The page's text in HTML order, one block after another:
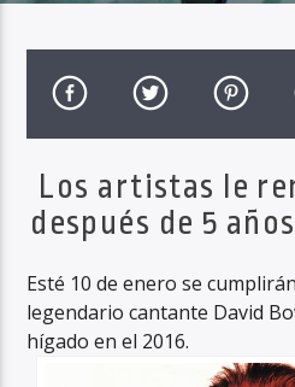
Haahil FM
Los artistas le
después de 5
Esté 10 de enero se
legendario cantante David
hígado en el 2016.